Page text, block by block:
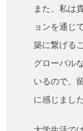
また、私は
ョンを通じ
築に繋げる
グローバル
いるので、
に感じました